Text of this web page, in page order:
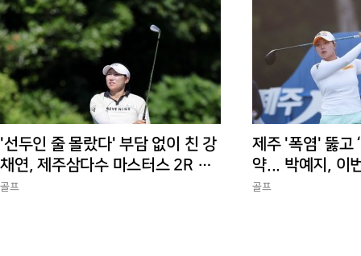
'선두인 줄 몰랐다' 부담 없이 친 강
채연, 제주삼다수 마스터스 2R 단
독 선두
골프
제주 '폭염' 뚫고
약... 박예지, 이
골프